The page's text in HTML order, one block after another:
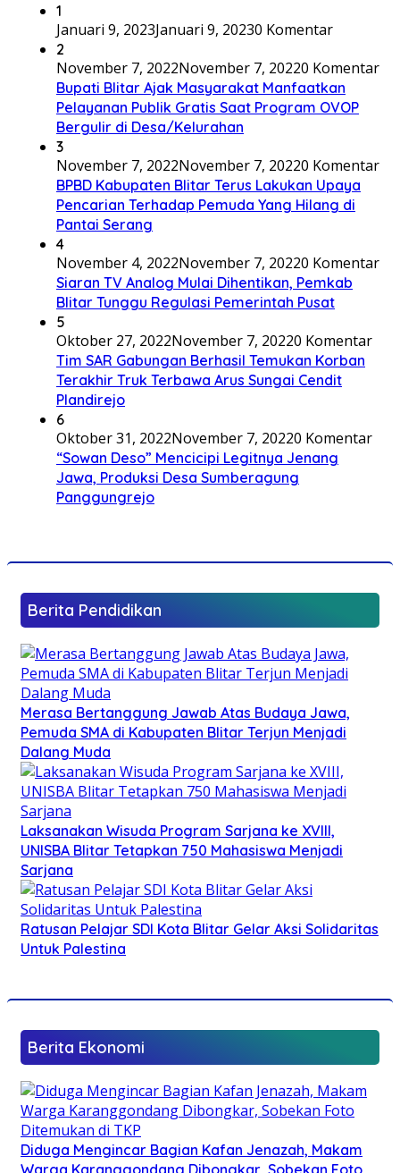
1
Januari 9, 2023Januari 9, 20230 Komentar
2
November 7, 2022November 7, 20220 Komentar
Bupati Blitar Ajak Masyarakat Manfaatkan
Pelayanan Publik Gratis Saat Program OVOP
Bergulir di Desa/Kelurahan
3
November 7, 2022November 7, 20220 Komentar
BPBD Kabupaten Blitar Terus Lakukan Upaya
Pencarian Terhadap Pemuda Yang Hilang di
Pantai Serang
4
November 4, 2022November 7, 20220 Komentar
Siaran TV Analog Mulai Dihentikan, Pemkab
Blitar Tunggu Regulasi Pemerintah Pusat
5
Oktober 27, 2022November 7, 20220 Komentar
Tim SAR Gabungan Berhasil Temukan Korban
Terakhir Truk Terbawa Arus Sungai Cendit
Plandirejo
6
Oktober 31, 2022November 7, 20220 Komentar
“Sowan Deso” Mencicipi Legitnya Jenang
Jawa, Produksi Desa Sumberagung
Panggungrejo
Berita Pendidikan
Merasa Bertanggung Jawab Atas Budaya Jawa,
Pemuda SMA di Kabupaten Blitar Terjun Menjadi
Dalang Muda
Laksanakan Wisuda Program Sarjana ke XVIII,
UNISBA Blitar Tetapkan 750 Mahasiswa Menjadi
Sarjana
Ratusan Pelajar SDI Kota Blitar Gelar Aksi Solidaritas
Untuk Palestina
Berita Ekonomi
Diduga Mengincar Bagian Kafan Jenazah, Makam
Warga Karanggondang Dibongkar, Sobekan Foto